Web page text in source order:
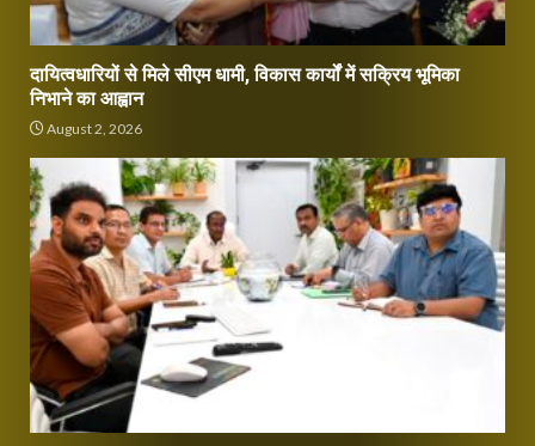
दायित्वधारियों से मिले सीएम धामी, विकास कार्यों में सक्रिय भूमिका
निभाने का आह्वान
August 2, 2026